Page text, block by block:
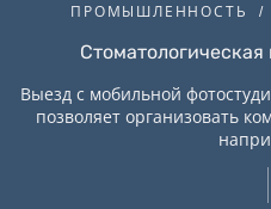
ПРОМЫШЛЕННОСТЬ
Выезд с мобильной
позволяет организовать